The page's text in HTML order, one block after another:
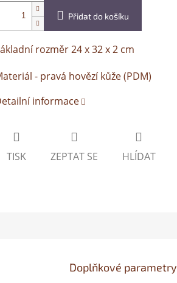
Přidat do košíku
rozměr 24 x 32 x 2 cm
- pravá hovězí kůže (PDM)
informace
TISK ZEPTAT SE HLÍDAT
Doplňkové parametry